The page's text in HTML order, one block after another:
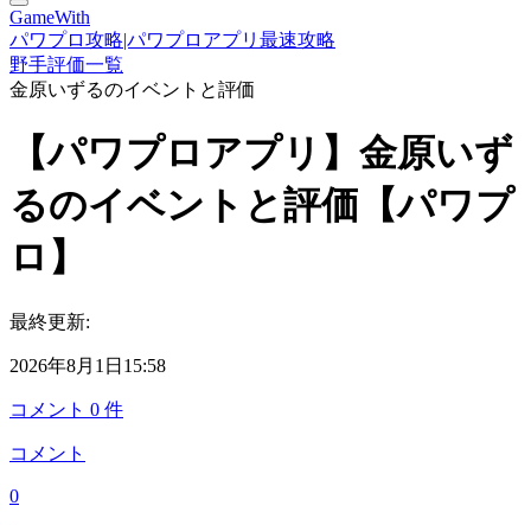
GameWith
パワプロ攻略|パワプロアプリ最速攻略
野手評価一覧
金原いずるのイベントと評価
【パワプロアプリ】金原いず
るのイベントと評価【パワプ
ロ】
最終更新:
2026年8月1日15:58
コメント 0 件
コメント
0